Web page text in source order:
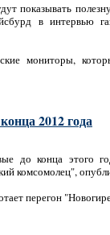
показывать
в интервью
мониторы,
2012 года
до конца этого
комсомолец",
перегон